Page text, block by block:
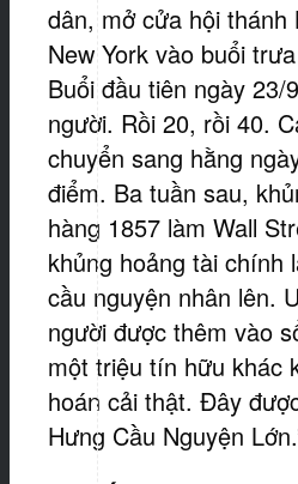
dân, mở cửa hội thánh
New York vào buổi
Buổi đầu tiên ngày 23/
người. Rồi 20, rồi 40.
chuyển sang hằng
điểm. Ba tuần sau,
hàng 1857 làm Wall
khủng hoảng tài chính
cầu nguyện nhân lên.
người được thêm vào
một triệu tín hữu khác
hoán cải thật. Đây
Hưng Cầu Nguyện